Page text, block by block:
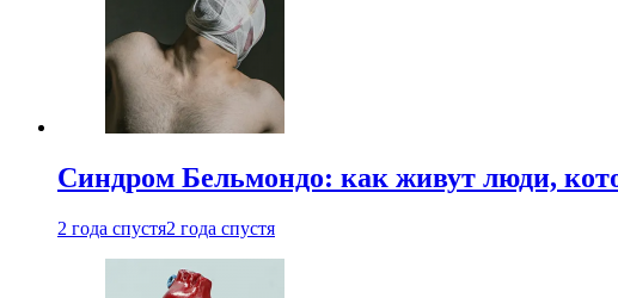
Синдром Бельмондо: как живут люди,
2 года спустя2 года спустя